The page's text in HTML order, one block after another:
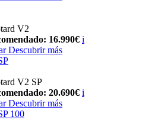
V2
16.990€ i
Descubrir más
V2 SP
20.690€ i
Descubrir más
100